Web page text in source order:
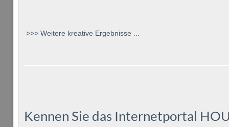
>>> Weitere kreative Ergebnisse ...
Kennen Sie das Internetportal